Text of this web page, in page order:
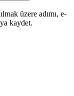
üzere adımı, e-
kaydet.